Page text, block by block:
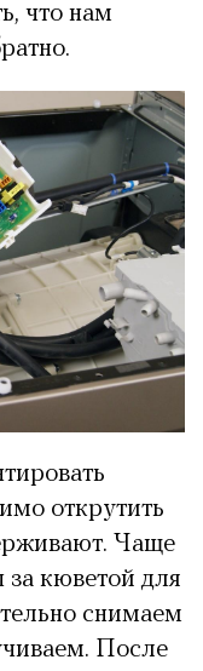
что нам
открутить
Чаще
кюветой для
снимаем
После